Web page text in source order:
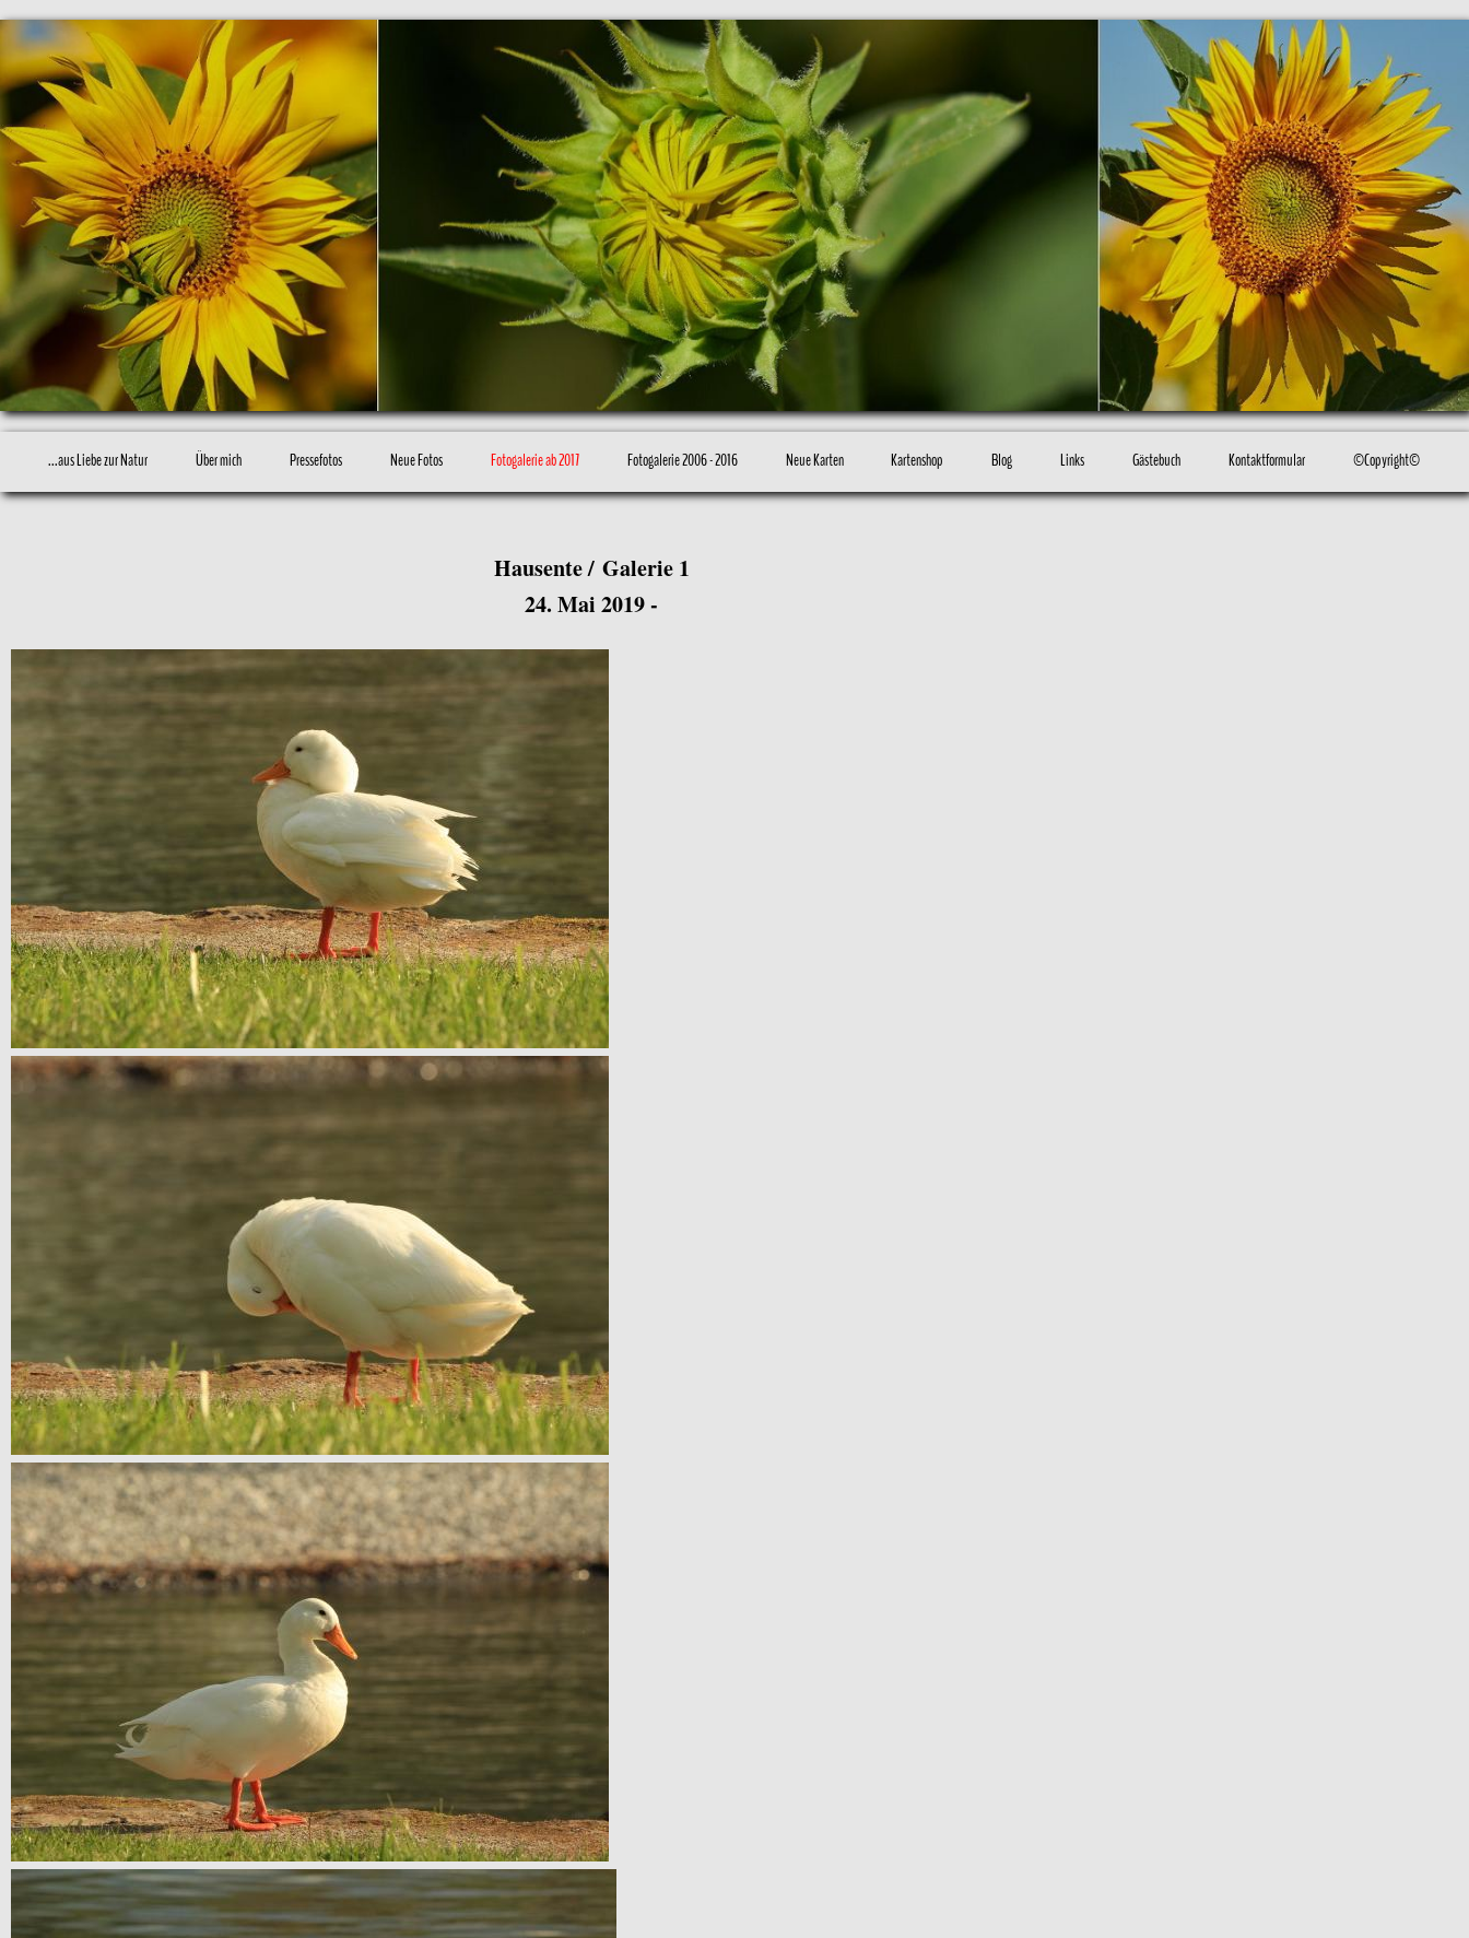
...aus Liebe zur Natur Über mich Pressefotos Neue Fotos Fotogalerie ab 2017 Fotogalerie 2006 - 2016 Neue Karten Kartenshop Blog Links Gästebuch Kontaktformular ©Copyright©
Hausente / Galerie 1
24. Mai 2019 -